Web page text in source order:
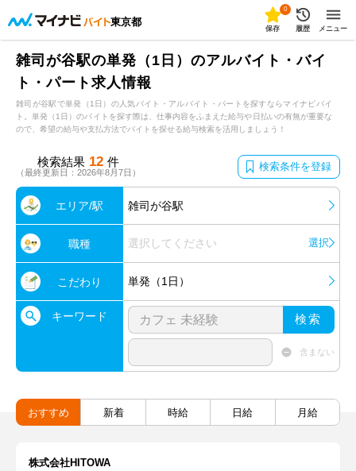
東京都
0
保存 履歴 メニュー
雑司が谷駅の単発（1日）のアルバイト・バイ
ト・パート求人情報
雑司が谷駅で単発（1日）の人気バイト・アルバイト・パートを探すならマイナビバイ
ト。単発（1日）のバイトを探す際は、仕事内容をふまえた給与や日払いの有無が重要な
ので、希望の給与や支払方法でバイトを探せる給与検索を活用しましょう！
検索結果 12 件
（最終更新日：2026年8月7日） 検索条件を登録
エリア/駅 雑司が谷駅
職種 選択してください 選択
こだわり 単発（1日）
キーワード 検索
含まない
おすすめ 新着 時給 日給 月給
株式会社HITOWA